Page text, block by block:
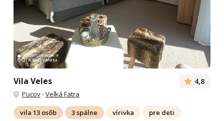
Vila Veles 4,8
Pucov-Veľká Fatra
vila 13 osôb 3 spálne vírivka
pre deti